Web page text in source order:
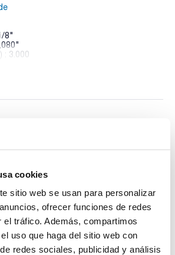
cookies
sitio web se usan para personalizar
ofrecer funciones de redes
el tráfico. Además, compartimos
uso que haga del sitio web con
redes sociales, publicidad y análisis
8"
: 3.000
de Trajan están especialmente
en aplicaciones de alta presión.
temperaturas de hasta 100ºC en uso
hasta 10.000psi (según diámetro) y
biocompatible.
identificación del diámetro. Libres de
Paredes interiores lisas y diámetros
técnica
COA
con esta imagen son